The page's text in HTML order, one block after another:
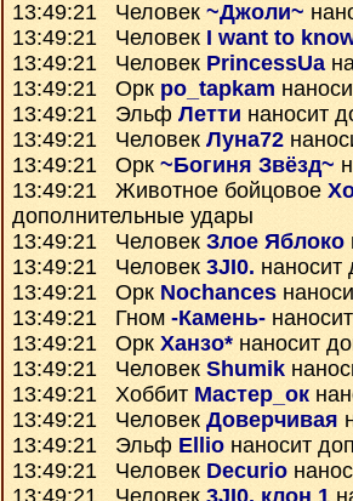
13:49:21 Человек ~Джоли~
13:49:21 Человек I want to
13:49:21 Человек PrincessUa
13:49:21 Орк po_tapkam
13:49:21 Эльф Летти наносит
13:49:21 Человек Луна72
13:49:21 Орк ~Богиня Звёзд~
13:49:21 Животное бойцовое
дополнительные удары
13:49:21 Человек Злое Яблоко
13:49:21 Человек 3JI0. наносит
13:49:21 Орк Nochances
13:49:21 Гном -Камень-
13:49:21 Орк Ханзо* наносит
13:49:21 Человек Shumik
13:49:21 Хоббит Мастер_ок
13:49:21 Человек Доверчивая
13:49:21 Эльф Ellio наносит
13:49:21 Человек Decurio
13:49:21 Человек 3JI0. клон 1